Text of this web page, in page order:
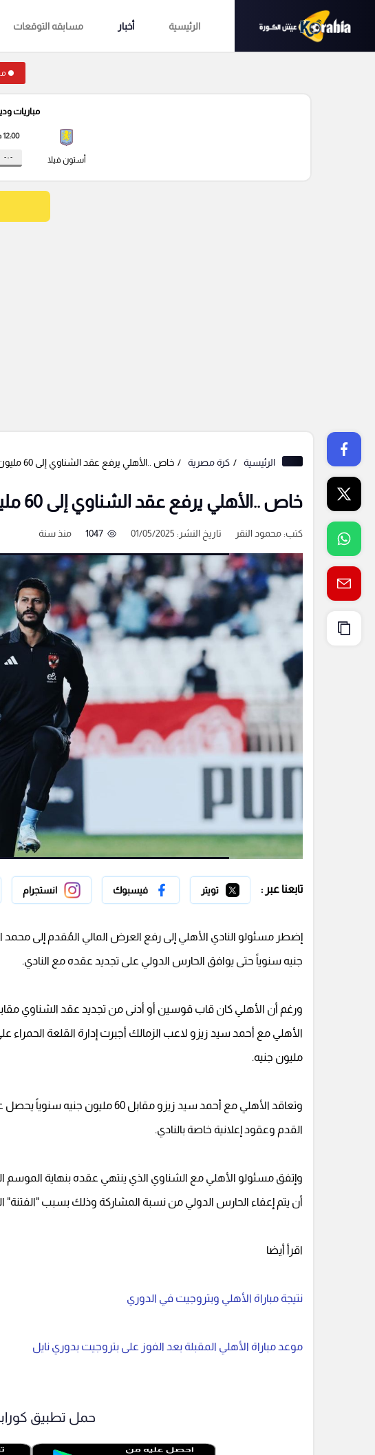
الرئيسية أخبار مسابقه التوقعات
مباريات
أستون فيلا
12:00 م
- : -
الرئيسية كرة مصرية خاص ..الأهلي يرفع عقد الشناوي إلى 60 مليون جنيه سنوياً بسبب "فتنة" زيزو
خاص ..الأهلي يرفع عقد الشناوي إلى 60 مليون جنيه سنوياً بسبب "فتنة" زيزو
كتب:محمود النقر تاريخ النشر: 01/05/2025 1047 منذ سنة
تابعنا عبر : تويتر فيسبوك انستجرام
جنيه سنوياً حتى يوافق الحارس الدولي على تجديد عقده مع النادي.
مليون جنيه.
وتعاقد الأهلي مع أحمد سيد زيزو
القدم وعقود إعلانية خاصة بالنادي.
أن يتم إعفاء الحارس الدولي من نسبة المشاركة وذلك بسبب
اقرأ أيضا
نتيجة مباراة الأهلي وبتروجيت في الدوري
موعد مباراة الأهلي المقبلة بعد الفوز على بتروجيت بدوري نايل
حمل تطبيق